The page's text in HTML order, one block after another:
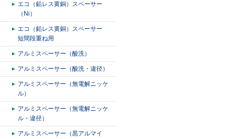
エコ（鉛レス黄銅）スペーサー
（Ni）
エコ（鉛レス黄銅）スペーサー
短間段重ね用
アルミスペーサー（酸洗）
アルミスペーサー（酸洗・違径）
アルミスペーサー（無電解ニッケ
ル）
アルミスペーサー（無電解ニッケ
ル・違径）
アルミスペーサー（黒アルマイ